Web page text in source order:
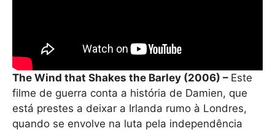
The Wind that Shakes the Barley (2006) – Este
filme de guerra conta a história de Damien, que
está prestes a deixar a Irlanda rumo à Londres,
quando se envolve na luta pela independência